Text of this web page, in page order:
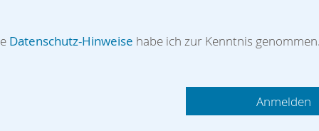
Datenschutz-Hinweise habe ich zur Kenntnis genommen.